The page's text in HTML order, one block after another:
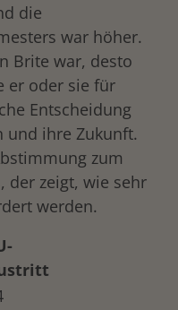
die
war höher.
Brite war, desto
er oder sie für
Entscheidung
und ihre Zukunft.
zum
der zeigt, wie sehr
werden.